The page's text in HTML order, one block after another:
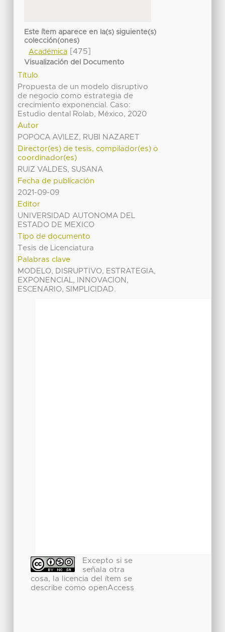
Este ítem aparece en la(s) siguiente(s)
colección(ones)
Académica[475]
Visualización del Documento
Título
Propuesta de un modelo disruptivo
de negocio como estrategia de
crecimiento exponencial. Caso:
Estudio dental Rolab, México, 2020
Autor
POPOCA AVILEZ, RUBI NAZARET
Director(es) de tesis, compilador(es) o
coordinador(es)
RUIZ VALDES, SUSANA
Fecha de publicación
2021-09-09
Editor
UNIVERSIDAD AUTONOMA DEL
ESTADO DE MEXICO
Tipo de documento
Tesis de Licenciatura
Palabras clave
MODELO, DISRUPTIVO, ESTRATEGIA,
EXPONENCIAL, INNOVACION,
ESCENARIO, SIMPLICIDAD.
Excepto si se
señala otra
cosa, la licencia del ítem se
describe como openAccess